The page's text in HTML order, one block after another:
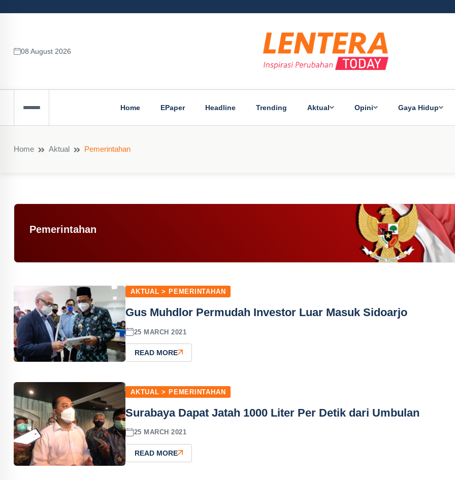
08 August 2026
Home EPaper Headline Trending Aktual Opini Gaya Hidup
Home Aktual Pemerintahan
Pemerintahan
AKTUAL > PEMERINTAHAN
Gus Muhdlor Permudah Investor Luar Masuk Sidoarjo
25 MARCH 2021
READ MORE
AKTUAL > PEMERINTAHAN
Surabaya Dapat Jatah 1000 Liter Per Detik dari Umbulan
25 MARCH 2021
READ MORE